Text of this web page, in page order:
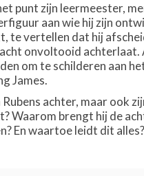
punt zijn leermeester,
aan wie hij zijn
te vertellen dat hij
onvoltooid achterlaat.
om te schilderen aan
James.
achter, maar ook
Waarom brengt hij de
En waartoe leidt dit alles?